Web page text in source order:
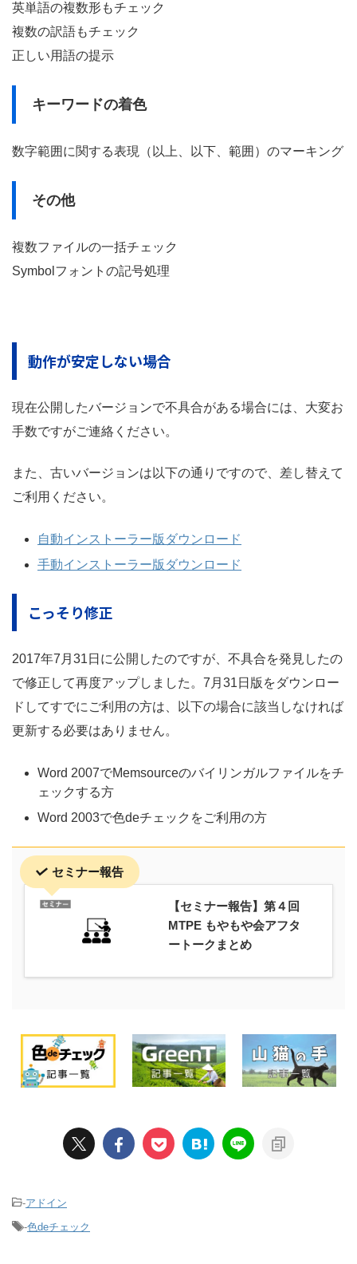
英単語の複数形もチェック
複数の訳語もチェック
正しい用語の提示
キーワードの着色
数字範囲に関する表現（以上、以下、範囲）のマーキング
その他
複数ファイルの一括チェック
Symbolフォントの記号処理
動作が安定しない場合
現在公開したバージョンで不具合がある場合には、大変お
手数ですがご連絡ください。
また、古いバージョンは以下の通りですので、差し替えて
ご利用ください。
自動インストーラー版ダウンロード
手動インストーラー版ダウンロード
こっそり修正
2017年7月31日に公開したのですが、不具合を発見したの
で修正して再度アップしました。7月31日版をダウンロー
ドしてすでにご利用の方は、以下の場合に該当しなければ
更新する必要はありません。
Word 2007でMemsourceのバイリンガルファイルをチ
ェックする方
Word 2003で色deチェックをご利用の方
セミナー報告
【セミナー報告】第４回
MTPE もやもや会アフタ
ートークまとめ
-アドイン
-色deチェック